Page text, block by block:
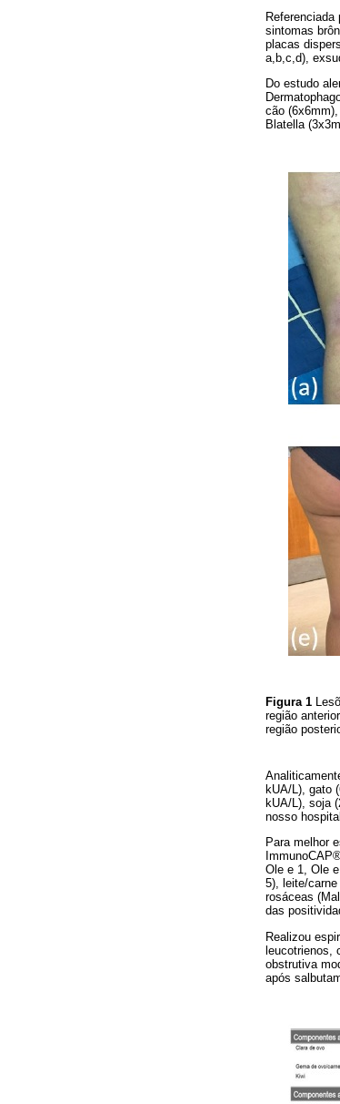
sintomas
placas
a,b,c,d),
Do estudo
cão
Blatella
Figura 1
região
região
kUA/L), gato
kUA/L), soja
nosso
Para melhor
Ole e 1, Ole
5), leite/
rosáceas
das
Realizou
leucotrienos,
obstrutiva
após